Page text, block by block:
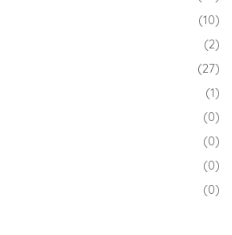
(10)
(2)
(27)
(1)
(0)
(0)
(0)
(0)